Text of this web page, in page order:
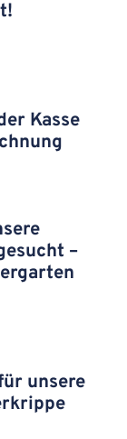
Kasse
–
unsere